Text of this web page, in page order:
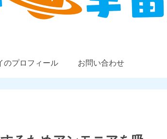
のプロフィール お問い合わせ